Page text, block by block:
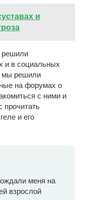
и
решили
и в социальных
мы решили
на форумах о
с ними и
и его
меня на
взрослой